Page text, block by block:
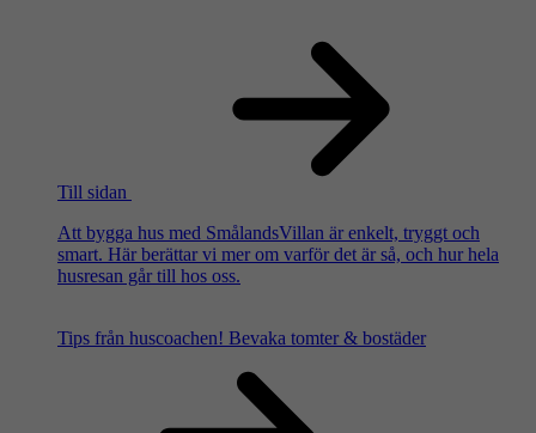
Till sidan
Att bygga hus med SmålandsVillan är enkelt, tryggt och
smart. Här berättar vi mer om varför det är så, och hur hela
husresan går till hos oss.
Tips från huscoachen! Bevaka tomter & bostäder